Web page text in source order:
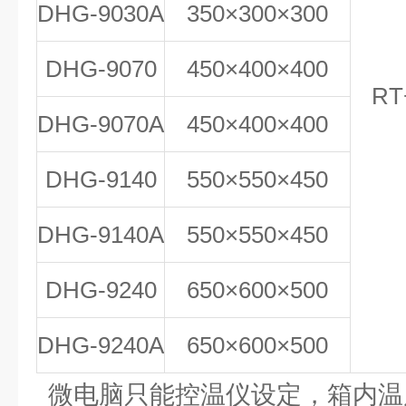
DHG-9030A 350×300×300
DHG-9070 450×400×400
DHG-9070A 450×400×400
DHG-9140 550×550×450
DHG-9140A 550×550×450
DHG-9240 650×600×500
DHG-9240A 650×600×500
微电脑只能控温仪设定，箱内